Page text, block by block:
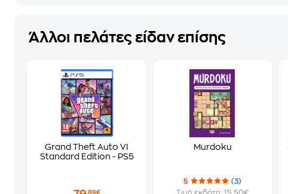
Άλλοι πελάτες είδαν επίσης
Grand Theft Auto VI
Standard Edition - PS5
,89€
Murdoku
5
(3)